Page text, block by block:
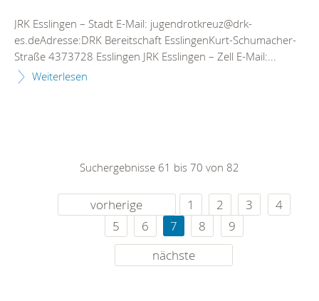
JRK Esslingen – Stadt E-Mail: jugendrotkreuz@drk-
es.deAdresse:DRK Bereitschaft EsslingenKurt-Schumacher-
Straße 4373728 Esslingen JRK Esslingen – Zell E-Mail:...
Weiterlesen
Suchergebnisse 61 bis 70 von 82
vorherige 1 2 3
4
5
6 7 8
9
nächste